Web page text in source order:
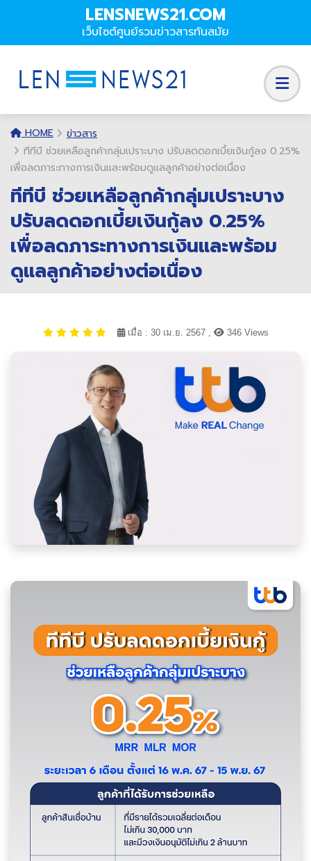
LENSNEWS21.COM
เว็บไซต์ศูนย์รวมข่าวสารทันสมัย
HOME
ข่าวสาร
ทีทีบี ช่วยเหลือลูกค้ากลุ่มเปราะบาง ปรับลดดอกเบี้ยเงินกู้ลง 0.25%
เพื่อลดภาระทางการเงินและพร้อมดูแลลูกค้าอย่างต่อเนื่อง
ทีทีบี ช่วยเหลือลูกค้ากลุ่มเปราะบาง
ปรับลดดอกเบี้ยเงินกู้ลง 0.25%
เพื่อลดภาระทางการเงินและพร้อม
ดูแลลูกค้าอย่างต่อเนื่อง
เมื่อ : 30 เม.ย. 2567 , 346 Views